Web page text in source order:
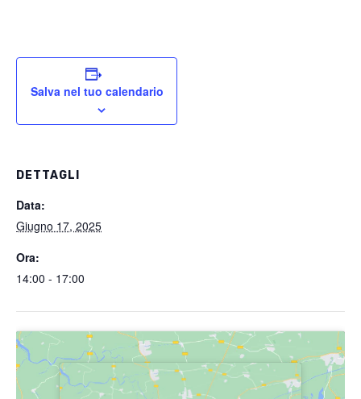
Salva nel tuo calendario
DETTAGLI
Data:
Giugno 17, 2025
Ora:
14:00 - 17:00